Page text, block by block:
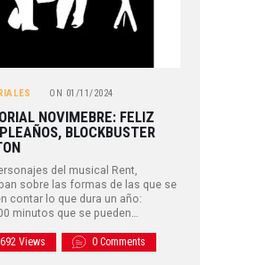
ON 01/11/2024
NOVIMEBRE: FELIZ
BLOCKBUSTER
del musical Rent,
sobre las formas de las que se
contar lo que dura un año:
minutos que se pueden…
692 Views 0 Comments